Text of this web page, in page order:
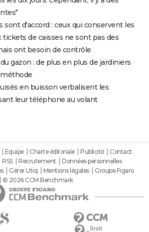
sont d'accord : ceux qui conservent les
tickets de caisses ne sont pas des
ont besoin de contrôle
gazon : de plus en plus de jardiniers
en buisson verbalisent les
leur téléphone au volant
Equipe Charte éditoriale Publicité
Contact
RSS Recrutement
Données personnelles
Gérer Utiq Mentions légales
Groupe Figaro
© 2026 CCM Benchmark